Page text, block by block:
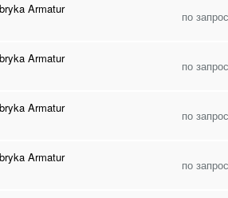
Armatur
по
Armatur
по
Armatur
по
Armatur
по